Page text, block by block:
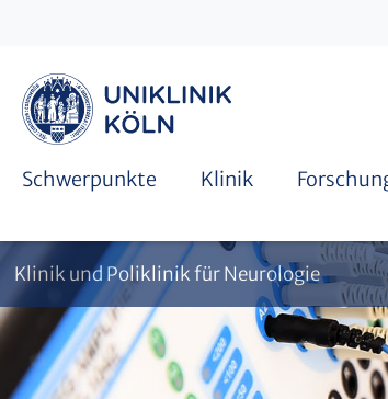
Schwerpunkte Klinik
Facharztausbildung
Klinik und Poliklinik für Neurologie